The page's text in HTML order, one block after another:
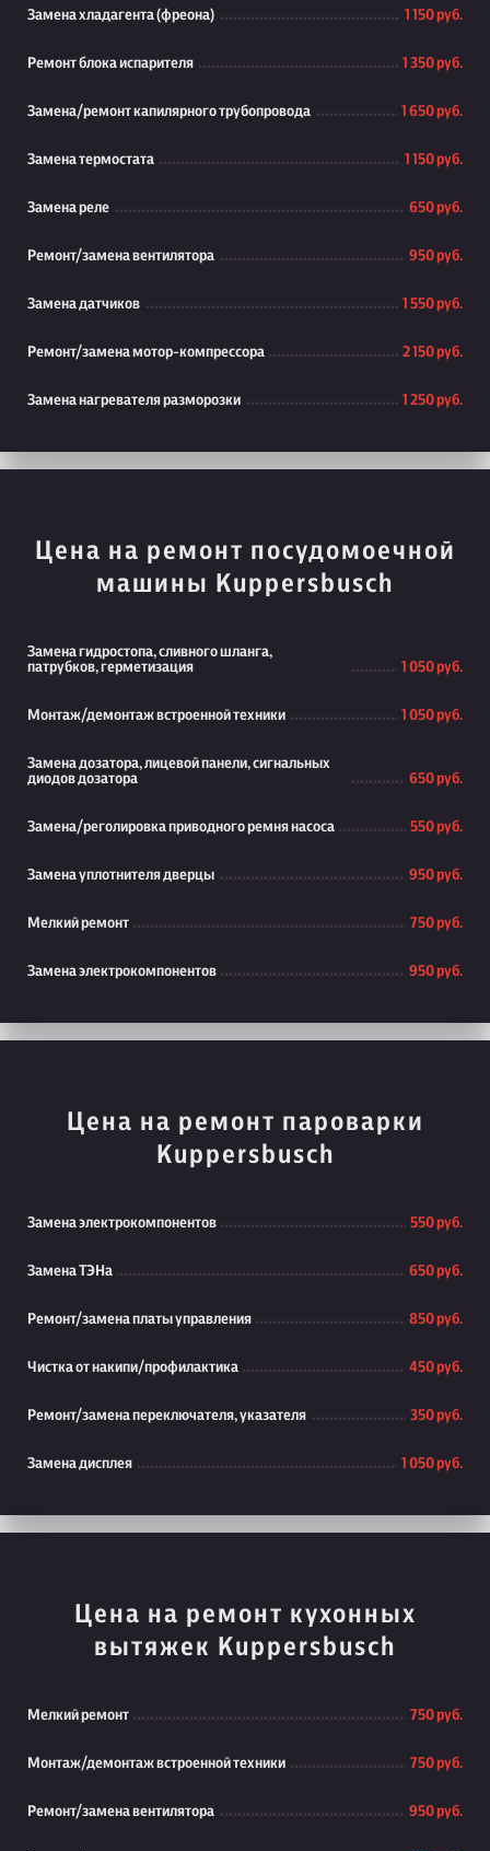
Замена хладагента (фреона) 1 150 руб.
Ремонт блока испарителя 1 350 руб.
Замена/ремонт капилярного трубопровода 1 650 руб.
Замена термостата 1 150 руб.
Замена реле 650 руб.
Ремонт/замена вентилятора 950 руб.
Замена датчиков 1 550 руб.
Ремонт/замена мотор-компрессора 2 150 руб.
Замена нагревателя разморозки 1 250 руб.
Цена на ремонт посудомоечной
машины Kuppersbusch
Замена гидростопа, сливного шланга,
патрубков, герметизация
1 050 руб.
Монтаж/демонтаж встроенной техники 1 050 руб.
Замена дозатора, лицевой панели, сигнальных
диодов дозатора
650 руб.
Замена/реголировка приводного ремня насоса 550 руб.
Замена уплотнителя дверцы 950 руб.
Мелкий ремонт 750 руб.
Замена электрокомпонентов 950 руб.
Цена на ремонт пароварки
Kuppersbusch
Замена электрокомпонентов 550 руб.
Замена ТЭНа 650 руб.
Ремонт/замена платы управления 850 руб.
Чистка от накипи/профилактика 450 руб.
Ремонт/замена переключателя, указателя 350 руб.
Замена дисплея 1 050 руб.
Цена на ремонт кухонных
вытяжек Kuppersbusch
Мелкий ремонт 750 руб.
Монтаж/демонтаж встроенной техники 750 руб.
Ремонт/замена вентилятора 950 руб.